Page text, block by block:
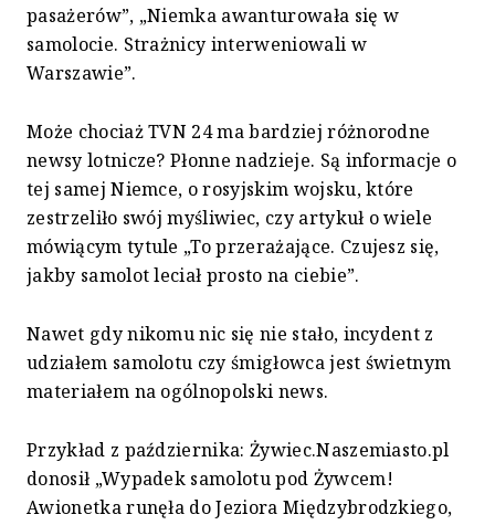
pasażerów”, „Niemka awanturowała się w
samolocie. Strażnicy interweniowali w
Warszawie”.
Może chociaż TVN 24 ma bardziej różnorodne
newsy lotnicze? Płonne nadzieje. Są informacje o
tej samej Niemce, o rosyjskim wojsku, które
zestrzeliło swój myśliwiec, czy artykuł o wiele
mówiącym tytule „To przerażające. Czujesz się,
jakby samolot leciał prosto na ciebie”.
Nawet gdy nikomu nic się nie stało, incydent z
udziałem samolotu czy śmigłowca jest świetnym
materiałem na ogólnopolski news.
Przykład z października: Żywiec.Naszemiasto.pl
donosił „Wypadek samolotu pod Żywcem!
Awionetka runęła do Jeziora Międzybrodzkiego,